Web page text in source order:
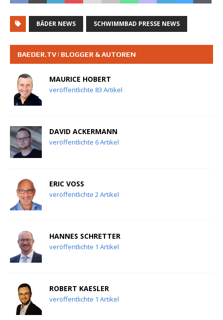
BÄDER NEWS SCHWIMMBAD PRESSE NEWS
BAEDER.TV | BLOGGER & AUTOREN
MAURICE HOBERT
veröffentlichte 83 Artikel
DAVID ACKERMANN
veröffentlichte 6 Artikel
ERIC VOSS
veröffentlichte 2 Artikel
HANNES SCHRETTER
veröffentlichte 1 Artikel
ROBERT KAESLER
veröffentlichte 1 Artikel